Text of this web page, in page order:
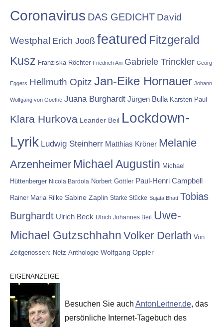
Coronavirus DAS GEDICHT David
Westphal Erich Jooß featured Fitzgerald
Kusz Franziska Röchter Friedrich Ani Gabriele Trinckler Georg
Eggers Hellmuth Opitz Jan-Eike Hornauer Johann
Wolfgang von Goethe Juana Burghardt Jürgen Bulla Karsten Paul
Klara Hurkova Leander Beil Lockdown-
Lyrik Ludwig Steinherr Matthias Kröner Melanie
Arzenheimer Michael Augustin Michael
Hüttenberger Nicola Bardola Norbert Göttler Paul-Henri Campbell
Rainer Maria Rilke Sabine Zaplin Starke Stücke Sujata Bhatt Tobias
Burghardt Ulrich Beck Ulrich Johannes Beil
Uwe-
Michael Gutzschhahn Volker Derlath Von
Zeitgenossen: Netz-Anthologie Wolfgang Oppler
EIGENANZEIGE
Besuchen Sie auch AntonLeitner.de, das
persönliche Internet-Tagebuch des